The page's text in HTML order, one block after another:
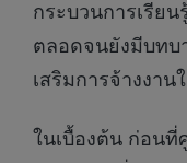
กระบวนการเรีย
ตลอดจนยังมีบทบ
เสริมการจ้างงาน
ในเบื้องต้น ก่อนที่